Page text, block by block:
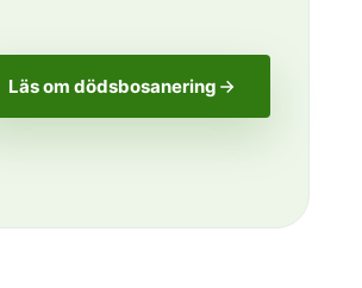
Läs om dödsbosanering